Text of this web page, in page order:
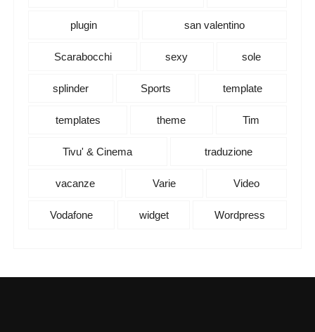
plugin san valentino
Scarabocchi sexy sole
splinder Sports template
templates theme Tim
Tivu' & Cinema traduzione
vacanze Varie Video
Vodafone widget Wordpress